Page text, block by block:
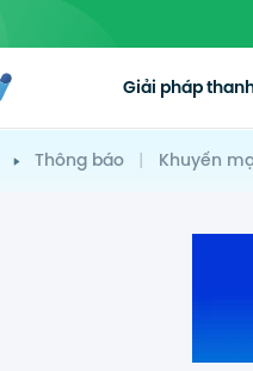
Giải pháp
Thông báo | Khuyến